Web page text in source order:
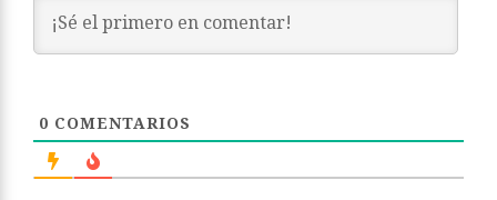
0 COMENTARIOS